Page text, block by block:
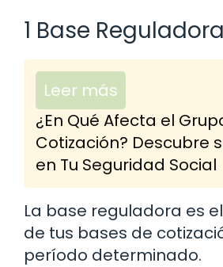
1 Base Reguladora
Leer más
¿En Qué Afecta el
Cotización? Descubre
en Tu Seguridad Social
La base reguladora es
de tus bases de
período determinado.